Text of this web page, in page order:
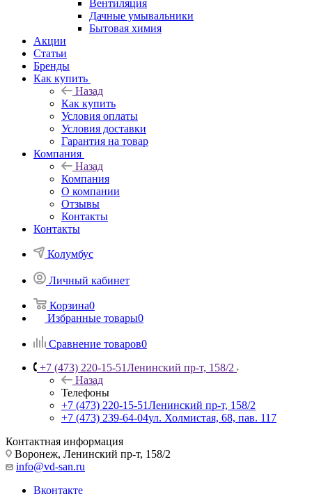
Вентиляция
Дачные умывальники
Бытовая химия
Акции
Статьи
Бренды
Как купить
Назад
Как купить
Условия оплаты
Условия доставки
Гарантия на товар
Компания
Назад
Компания
О компании
Отзывы
Контакты
Контакты
Колумбус
Личный кабинет
Корзина0
Избранные товары0
Сравнение товаров0
+7 (473) 220-15-51Ленинский пр-т, 158/2
Назад
Телефоны
+7 (473) 220-15-51Ленинский пр-т, 158/2
+7 (473) 239-64-04ул. Холмистая, 68, пав. 117
Контактная информация
Воронеж, Ленинский пр-т, 158/2
info@vd-san.ru
Вконтакте